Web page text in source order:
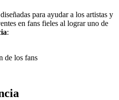
para ayudar a los artistas y
en fans fieles al lograr uno de
:
de los fans